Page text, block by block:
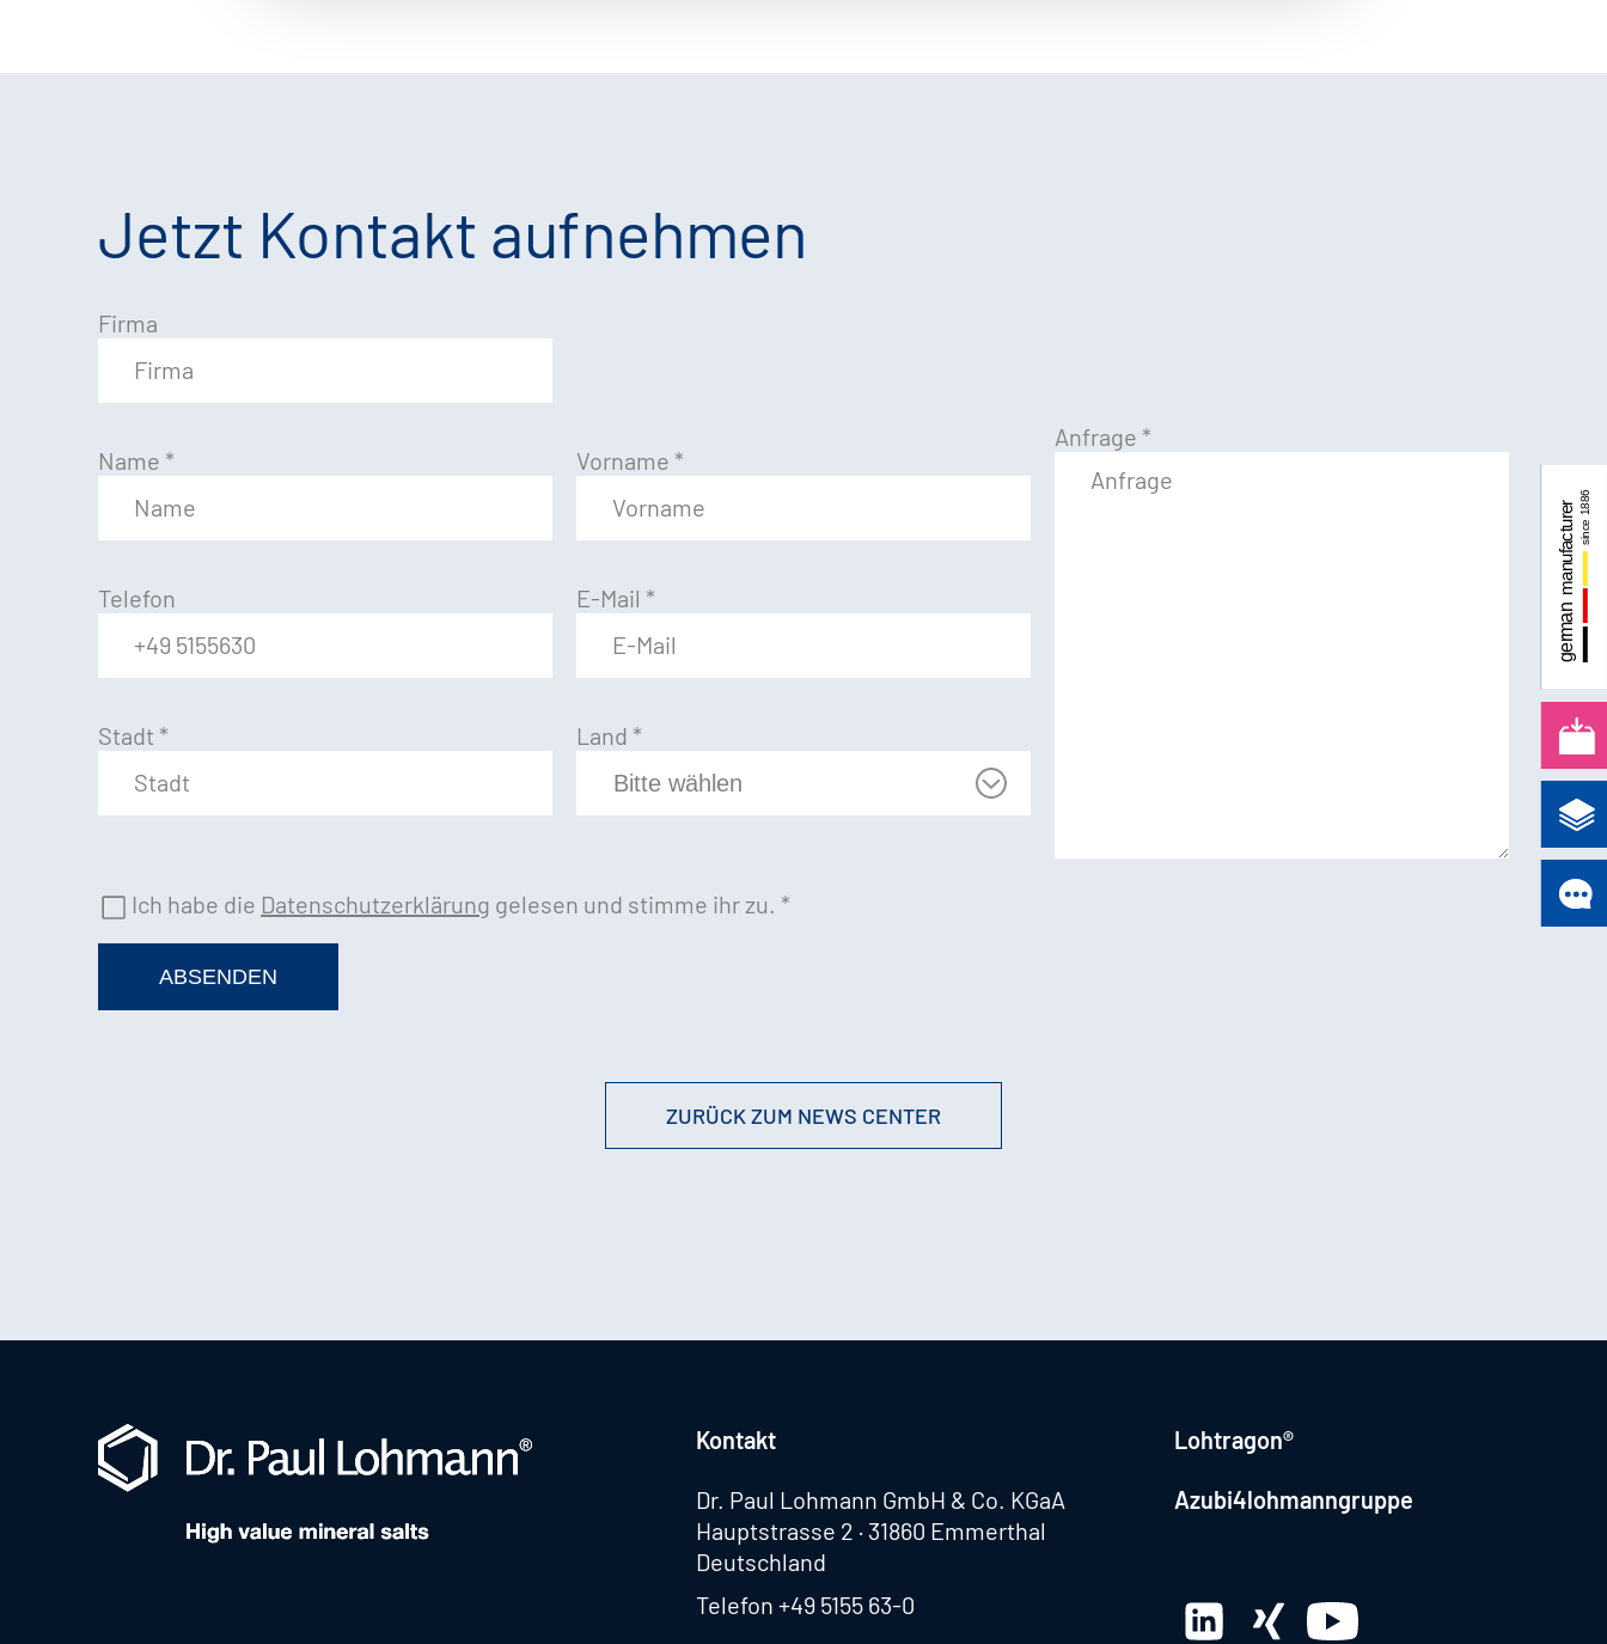
Jetzt Kontakt aufnehmen
Firma
Name * Vorname *
Telefon E-Mail *
Stadt * Land *
Anfrage *
Ich habe die Datenschutzerklärung gelesen und stimme ihr zu. *
ABSENDEN
ZURÜCK ZUM NEWS CENTER
Kontakt
Dr. Paul Lohmann GmbH & Co. KGaA
Hauptstrasse 2 · 31860 Emmerthal
Deutschland
Telefon +49 5155 63-0
Lohtragon®
Azubi4lohmanngruppe